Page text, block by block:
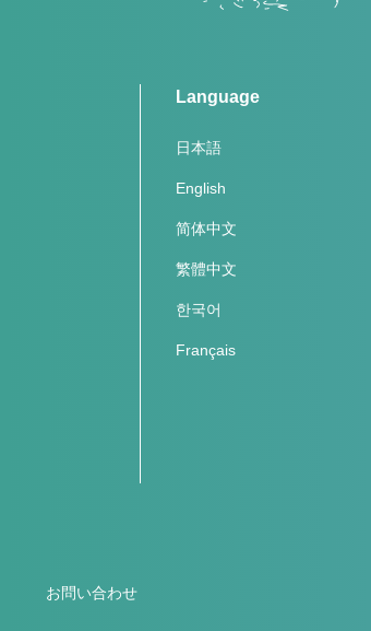
Language
日本語
English
简体中文
繁體中文
한국어
Français
お問い合わせ